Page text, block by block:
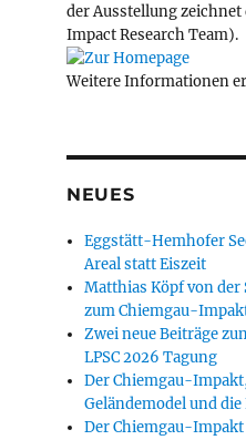
der Ausstellung zeichnet
Impact Research Team).
Weitere Informationen
NEUES
Eggstätt-Hemhofer
Areal statt Eiszeit
Matthias Köpf von der
zum Chiemgau-
Zwei neue Beiträge
LPSC 2026 Tagung
Der Chiemgau-
Geländemodel und die
Der Chiemgau-